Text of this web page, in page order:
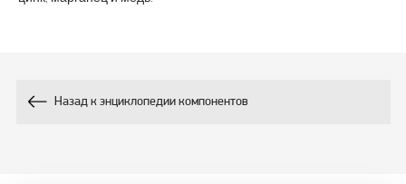
Назад к энциклопедии компонентов